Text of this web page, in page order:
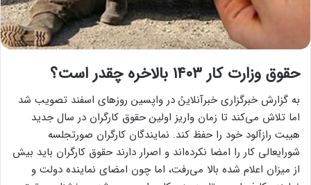
حقوق وزارت کار ۱۴۰۳ بالاخره چقدر است؟
به گزارش خبرگزاری خبرآنلاینُ در واپسین روزهای اسفند تصویب شد
اما تلاش می‌کند تا زمان واریز اولین حقوق کارگران در سال جدید
هیبت رازآلود خود را حفظ کند. نمایندگان کارگران صورتجلسه
شورایعالی کار را امضا نکرده‌اند و اصرار دارند حقوق کارگران باید بیش
از میزان اعلام شده بالا می‌رفت، اما چون امضای نماینده دولت و